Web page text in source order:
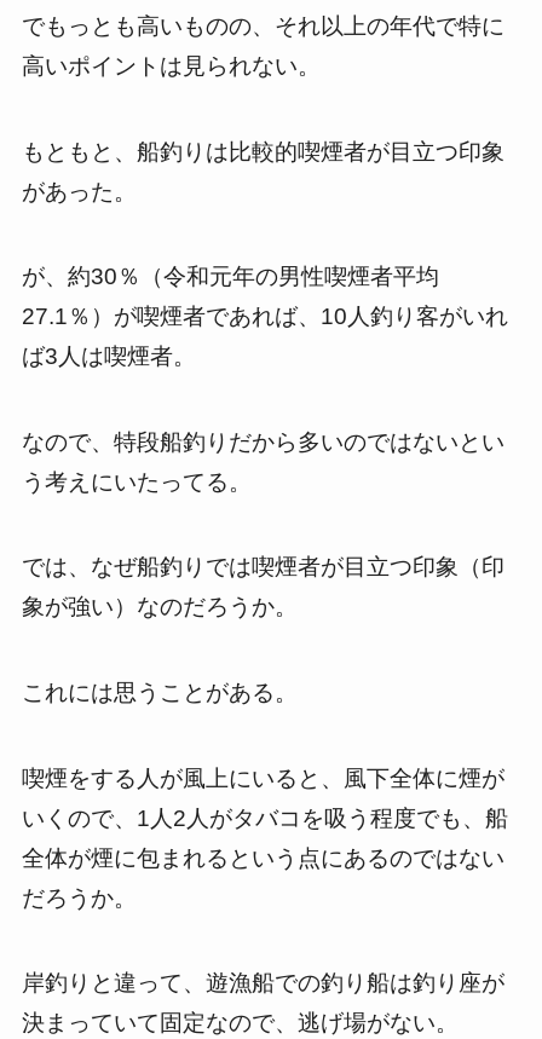
でもっとも高いものの、それ以上の年代で特に
高いポイントは見られない。
もともと、船釣りは比較的喫煙者が目立つ印象
があった。
が、約30％（令和元年の男性喫煙者平均
27.1％）が喫煙者であれば、10人釣り客がいれ
ば3人は喫煙者。
なので、特段船釣りだから多いのではないとい
う考えにいたってる。
では、なぜ船釣りでは喫煙者が目立つ印象（印
象が強い）なのだろうか。
これには思うことがある。
喫煙をする人が風上にいると、風下全体に煙が
いくので、1人2人がタバコを吸う程度でも、船
全体が煙に包まれるという点にあるのではない
だろうか。
岸釣りと違って、遊漁船での釣り船は釣り座が
決まっていて固定なので、逃げ場がない。